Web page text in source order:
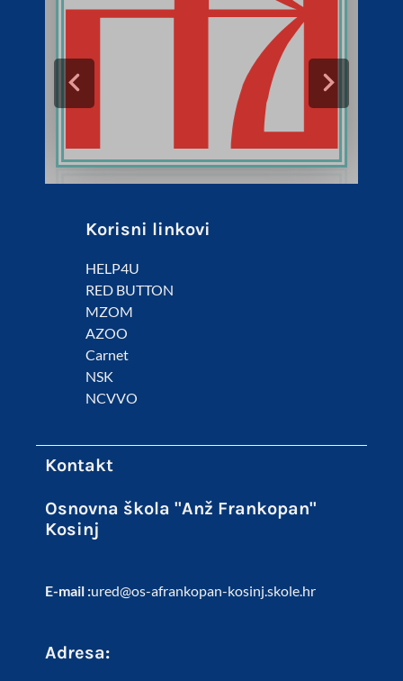
Korisni linkovi
HELP4U
RED BUTTON
MZOM
AZOO
Carnet
NSK
NCVVO
Kontakt
Osnovna škola "Anž Frankopan"
Kosinj
E-mail :ured@os-afrankopan-kosinj.skole.hr
Adresa: